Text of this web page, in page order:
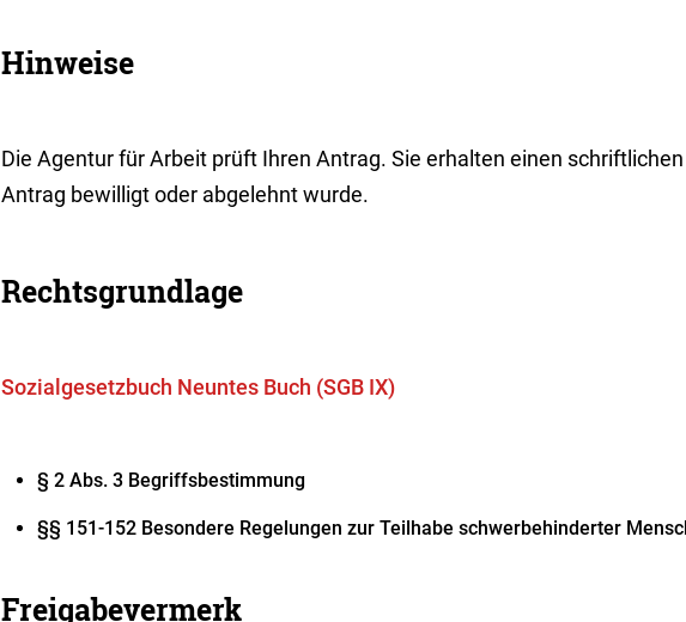
Hinweise
Die Agentur für Arbeit prüft Ihren Antrag. Sie erhalten einen
Antrag bewilligt oder abgelehnt wurde.
Rechtsgrundlage
Sozialgesetzbuch Neuntes Buch (SGB IX)
§ 2 Abs. 3 Begriffsbestimmung
§§ 151-152 Besondere Regelungen zur Teilhabe schwerbehinderter
Freigabevermerk